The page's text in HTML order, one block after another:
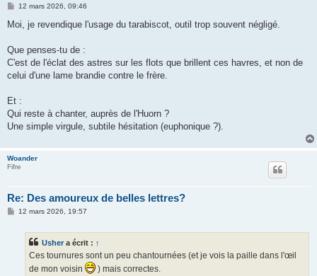
M
s
g
12 mars 2026, 09:46
Moi, je revendique l'usage du tarabiscot, outil trop souvent négligé.
Que penses-tu de :
C'est de l'éclat des astres sur les flots que brillent ces havres, et non de
celui d'une lame brandie contre le frère.
Et :
Qui reste à chanter, auprès de l'Huorn ?
Une simple virgule, subtile hésitation (euphonique ?).
Woander
Fifre
Re: Des amoureux de belles lettres?
M12 mars 2026, 19:57
Usher a écrit : ↑
Ces tournures sont un peu chantournées (et je vois la paille dans l'œil
de mon voisin
) mais correctes.